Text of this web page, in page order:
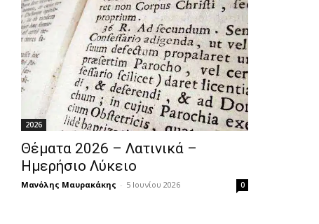
2026
Θέματα 2026 – Λατινικά –
Ημερήσιο Λύκειο
Μανόλης Μαυρακάκης - 5 Ιουνίου 2026 0